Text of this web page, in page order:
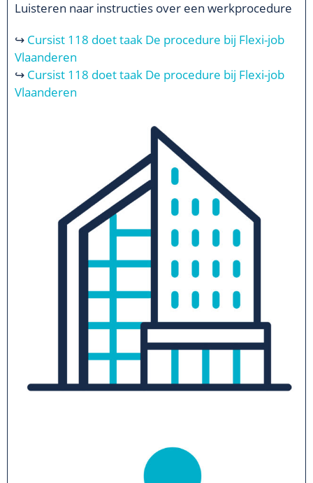
Luisteren naar instructies over een werkprocedure
↪ Cursist 118 doet taak De procedure bij Flexi-job
Vlaanderen
↪ Cursist 118 doet taak De procedure bij Flexi-job
Vlaanderen